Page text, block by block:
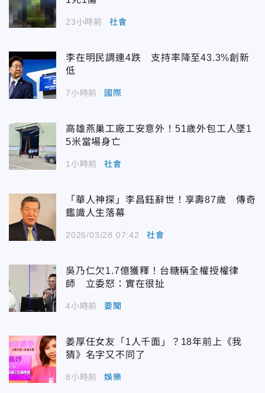
23小時前 社會
李在明民調連4跌 支持率降至43.3%創新
低
7小時前 國際
高雄燕巢工廠工安意外！51歲外包工人墜1
5米當場身亡
1小時前 社會
「華人神探」李昌鈺辭世！享壽87歲 傳奇
鑑識人生落幕
2026/03/28 07:42 社會
吳乃仁欠1.7億獲釋！台糖稱全權授權律
師 立委怒：實在很扯
4小時前 要聞
姜厚任女友「1人千面」？18年前上《我
猜》名字又不同了
8小時前 娛樂